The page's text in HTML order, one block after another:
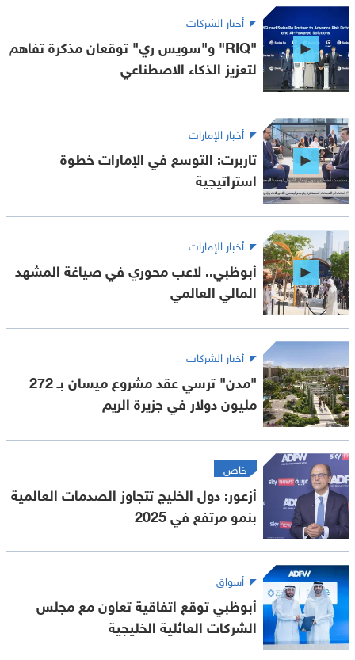
أخبار الشركات
"RIQ" و"سويس ري" توقعان مذكرة تفاهم
لتعزيز الذكاء الاصطناعي
أخبار الإمارات
تاربرت: التوسع في الإمارات خطوة
استراتيجية
أخبار الإمارات
أبوظبي.. لاعب محوري في صياغة المشهد
المالي العالمي
أخبار الشركات
"مدن" ترسي عقد مشروع ميسان بـ 272
مليون دولار في جزيرة الريم
خاص
أزعور: دول الخليج تتجاوز الصدمات العالمية
بنمو مرتفع في 2025
أسواق
أبوظبي توقع اتفاقية تعاون مع مجلس
الشركات العائلية الخليجية